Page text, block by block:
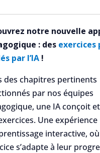
notre nouvelle
: des exercices
par l’IA!
des chapitres pertinents
par nos équipes
une IA conçoit
Une expérience
interactive,
s’adapte à leur